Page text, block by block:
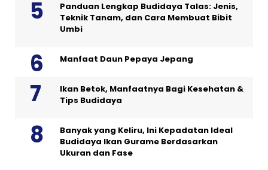
Panduan Lengkap Budidaya Talas: Jenis,
Teknik Tanam, dan Cara Membuat Bibit
Umbi
Manfaat Daun Pepaya Jepang
Ikan Betok, Manfaatnya Bagi Kesehatan &
Tips Budidaya
Banyak yang Keliru, Ini Kepadatan Ideal
Budidaya Ikan Gurame Berdasarkan
Ukuran dan Fase